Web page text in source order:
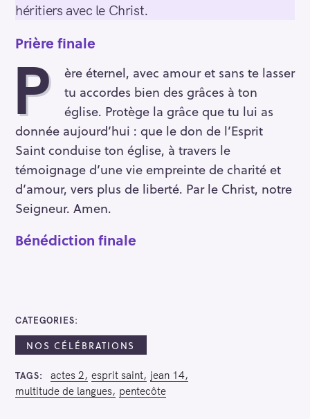
héritiers avec le Christ.
Prière finale
P
ère éternel, avec amour et sans te lasser
tu accordes bien des grâces à ton
église. Protège la grâce que tu lui as
donnée aujourd’hui : que le don de l’Esprit
Saint conduise ton église, à travers le
témoignage d’une vie empreinte de charité et
d’amour, vers plus de liberté. Par le Christ, notre
Seigneur. Amen.
Bénédiction finale
CATEGORIES
NOS CÉLÉBRATIONS
TAGS actes 2 esprit saint
jean 14
multitude de langues pentecôte